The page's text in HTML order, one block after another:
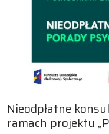
Nieodpłatne
ramach projektu